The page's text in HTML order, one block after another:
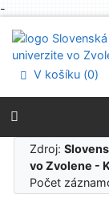
-
Prejsť na menu
Prehlásenie o
V košíku (0)
Zdroj:
vo Zvolene -
Počet